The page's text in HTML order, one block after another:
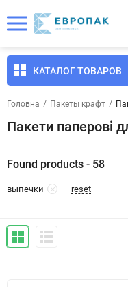
КАТАЛОГ ТОВАРОВ
Головна / Пакеты крафт /
Пакети паперові
Found products - 58
выпечки reset